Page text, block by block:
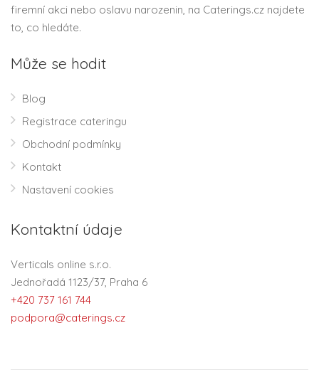
firemní akci nebo oslavu narozenin, na Caterings.cz najdete
to, co hledáte.
Může se hodit
Blog
Registrace cateringu
Obchodní podmínky
Kontakt
Nastavení cookies
Kontaktní údaje
Verticals online s.r.o.
Jednořadá 1123/37, Praha 6
+420 737 161 744
podpora@caterings.cz